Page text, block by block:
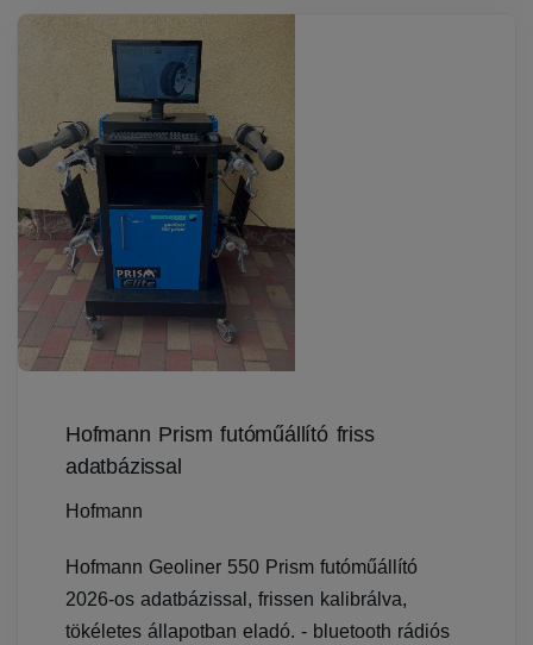
Hofmann Prism futóműállító friss
adatbázissal
Hofmann
Hofmann Geoliner 550 Prism futóműállító
2026-os adatbázissal, frissen kalibrálva,
tökéletes állapotban eladó. - bluetooth rádiós